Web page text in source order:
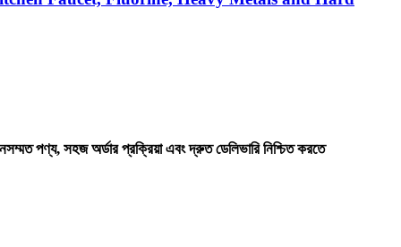
পণ্য, সহজ অর্ডার প্রক্রিয়া এবং দ্রুত ডেলিভারি নিশ্চিত করতে